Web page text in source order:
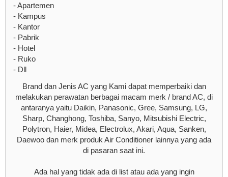
- Apartemen
- Kampus
- Kantor
- Pabrik
- Hotel
- Ruko
- Dll
Brand dan Jenis AC yang Kami dapat memperbaiki dan
melakukan perawatan berbagai macam merk / brand AC, di
antaranya yaitu Daikin, Panasonic, Gree, Samsung, LG,
Sharp, Changhong, Toshiba, Sanyo, Mitsubishi Electric,
Polytron, Haier, Midea, Electrolux, Akari, Aqua, Sanken,
Daewoo dan merk produk Air Conditioner lainnya yang ada
di pasaran saat ini.
Ada hal yang tidak ada di list atau ada yang ingin